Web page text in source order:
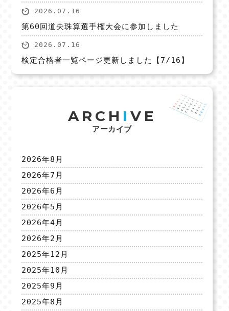
2026.07.16
第60回道央珠算選手権大会に参加しました
2026.07.16
検定合格者一覧ページ更新しました【7/16】
ARCH I VE
アーカイブ
2026年8月
2026年7月
2026年6月
2026年5月
2026年4月
2026年2月
2025年12月
2025年10月
2025年9月
2025年8月